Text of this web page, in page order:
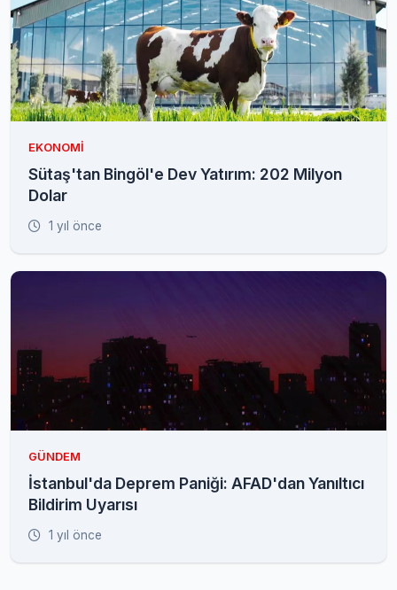
EKONOMI
Sütaş'tan Bingöl'e Dev Yatırım: 202 Milyon
Dolar
1 yıl önce
GÜNDEM
İstanbul'da Deprem Paniği: AFAD'dan Yanıltıcı
Bildirim Uyarısı
1 yıl önce